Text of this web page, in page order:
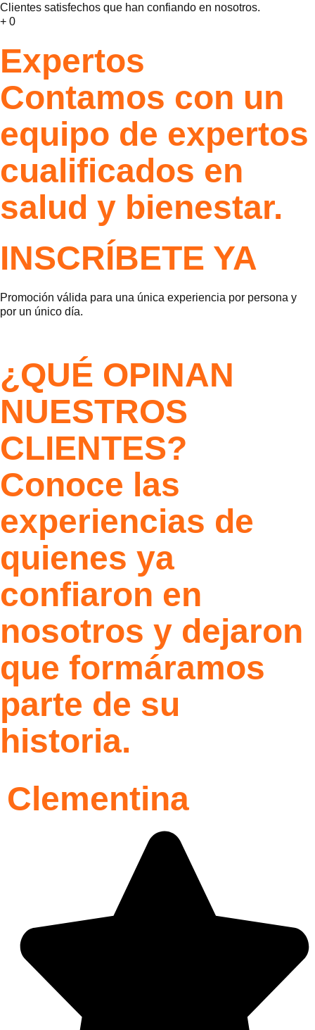
Clientes satisfechos que han confiando en nosotros.
+ 0
Expertos
Contamos con un
equipo de expertos
cualificados en
salud y bienestar.
INSCRÍBETE YA
Promoción válida para una única experiencia por persona y
por un único día.
¿QUÉ OPINAN
NUESTROS
CLIENTES?
Conoce las
experiencias de
quienes ya
confiaron en
nosotros y dejaron
que formáramos
parte de su
historia.
Clementina